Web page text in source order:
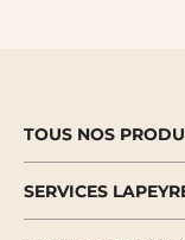
TOUS NOS
SERVICES